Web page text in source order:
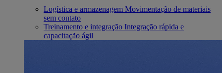
Logística e armazenagem Movimentação de materiais
sem contato
Treinamento e integração Integração rápida e
capacitação ágil